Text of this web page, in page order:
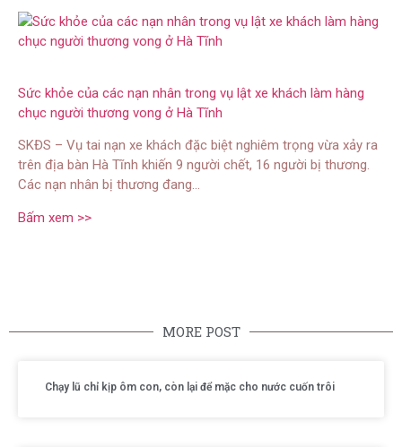
Sức khỏe của các nạn nhân trong vụ lật xe khách làm hàng
chục người thương vong ở Hà Tĩnh
SKĐS – Vụ tai nạn xe khách đặc biệt nghiêm trọng vừa xảy ra
trên địa bàn Hà Tĩnh khiến 9 người chết, 16 người bị thương.
Các nạn nhân bị thương đang…
Bấm xem >>
MORE POST
Chạy lũ chỉ kịp ôm con, còn lại để mặc cho nước cuốn trôi